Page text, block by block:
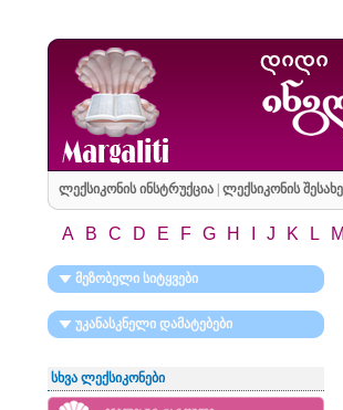
ლექსიკონის ინსტრუქცია| ლექსიკონის
A B C D E F G H J K L M
მეზობელი სიტყვები
უკანასკნელი დამატებები
სხვა ლექსიკონები